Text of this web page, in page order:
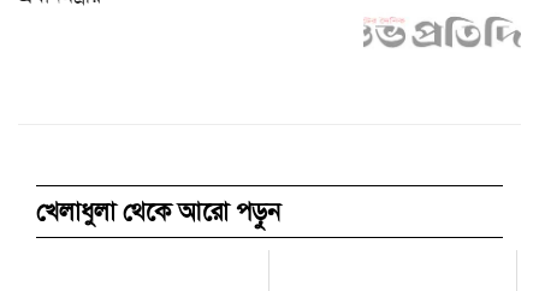
খেলাধুলা থেকে আরো পড়ুন